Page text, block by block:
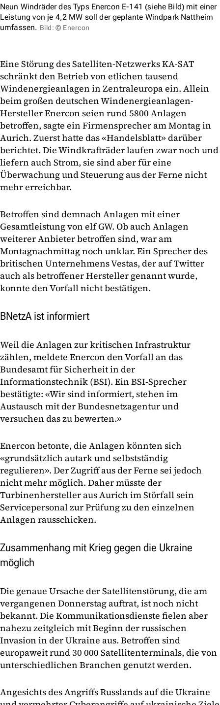
Neun Windräder des Typs Enercon E-141 (siehe Bild) mit einer
Leistung von je 4,2 MW soll der geplante Windpark Nattheim
umfassen. Bild: © Enercon
Eine Störung des Satelliten-Netzwerks KA-SAT
schränkt den Betrieb von etlichen tausend
Windenergieanlagen in Zentraleuropa ein. Allein
beim großen deutschen Windenergieanlagen-
Hersteller Enercon seien rund 5800 Anlagen
betroffen, sagte ein Firmensprecher am Montag in
Aurich. Zuerst hatte das «Handelsblatt» darüber
berichtet. Die Windkrafträder laufen zwar noch und
liefern auch Strom, sie sind aber für eine
Überwachung und Steuerung aus der Ferne nicht
mehr erreichbar.
Betroffen sind demnach Anlagen mit einer
Gesamtleistung von elf GW. Ob auch Anlagen
weiterer Anbieter betroffen sind, war am
Montagnachmittag noch unklar. Ein Sprecher des
britischen Unternehmens Vestas, der auf Twitter
auch als betroffener Hersteller genannt wurde,
konnte den Vorfall nicht bestätigen.
BNetzA ist informiert
Weil die Anlagen zur kritischen Infrastruktur
zählen, meldete Enercon den Vorfall an das
Bundesamt für Sicherheit in der
Informationstechnik (BSI). Ein BSI-Sprecher
bestätigte: «Wir sind informiert, stehen im
Austausch mit der Bundesnetzagentur und
versuchen das zu bewerten.»
Enercon betonte, die Anlagen könnten sich
«grundsätzlich autark und selbstständig
regulieren». Der Zugriff aus der Ferne sei jedoch
nicht mehr möglich. Daher müsste der
Turbinenhersteller aus Aurich im Störfall sein
Servicepersonal zur Prüfung zu den einzelnen
Anlagen rausschicken.
Zusammenhang mit Krieg gegen die Ukraine
möglich
Die genaue Ursache der Satellitenstörung, die am
vergangenen Donnerstag auftrat, ist noch nicht
bekannt. Die Kommunikationsdienste fielen aber
nahezu zeitgleich mit Beginn der russischen
Invasion in der Ukraine aus. Betroffen sind
europaweit rund 30 000 Satellitenterminals, die von
unterschiedlichen Branchen genutzt werden.
Angesichts des Angriffs Russlands auf die Ukraine